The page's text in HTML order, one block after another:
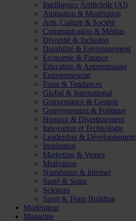
Intelligence Artificielle (AI)
Animation & Modération
Arts, Culture & Société
Communication & Médias
Diversité & Inclusion
Durabilité & Environnement
Économie & Finance
Éducation & Apprentissage
Entrepreneuriat
Futur & Tendances
Global & International
Gouvernance & Gestion
Gouvernement & Politique
Humour & Divertissement
Innovation et Technologie
Leadership & Développement
Inspiration
Marketing & Ventes
Motivation
Numérique & Internet
Santé & Soins
Sciences
Sport & Team Building
Modérateur
Magazine